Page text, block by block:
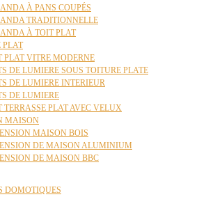
À PANS COUPÉS
TRADITIONNELLE
À TOIT PLAT
PLAT
PLAT VITRE MODERNE
DE LUMIERE SOUS TOITURE PLATE
DE LUMIERE INTERIEUR
DE LUMIERE
TERRASSE PLAT AVEC VELUX
MAISON
MAISON BOIS
DE MAISON ALUMINIUM
DE MAISON BBC
DOMOTIQUES